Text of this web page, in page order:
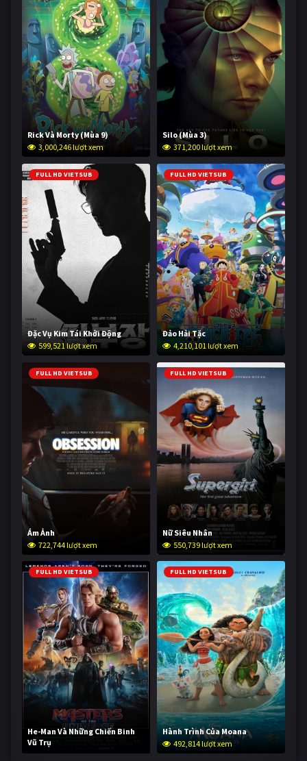
Rick Và Morty (Mùa 9)
3,000,246 lượt xem
Silo (Mùa 3)
371,200 lượt xem
FULL HD VIETSUB
Đặc Vụ Kim Tái Khởi Động
599,521 lượt xem
FULL HD VIETSUB
Đảo Hải Tặc
4,210,101 lượt xem
FULL HD VIETSUB
Ám Ảnh
722,744 lượt xem
FULL HD VIETSUB
Nữ Siêu Nhân
550,739 lượt xem
FULL HD VIETSUB
He-Man Và Những Chiến Binh
Vũ Trụ
241,726 lượt xem
FULL HD VIETSUB
Hành Trình Của Moana
492,814 lượt xem